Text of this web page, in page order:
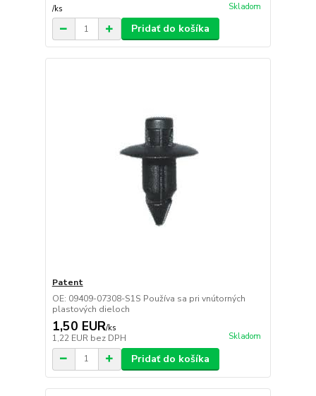
/ks Skladom
Pridať do košíka
Patent
OE: 09409-07308-S1S Používa sa pri vnútorných
plastových dieloch
1,50 EUR/ks
1,22 EUR bez DPH Skladom
Pridať do košíka